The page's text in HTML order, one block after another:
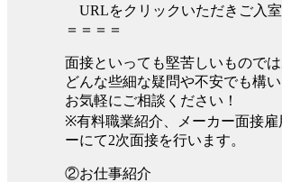
URLをクリックいただきご入
＝＝＝＝
面接といっても堅苦しいものでは
どんな些細な疑問や不安でも構い
お気軽にご相談ください！
※有料職業紹介、メーカー面接雇
ーにて2次面接を行います。
②お仕事紹介